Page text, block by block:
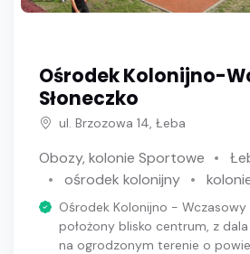
Ośrodek Kolonijno-
Słoneczko
ul. Brzozowa 14, Łeba
Obozy, kolonie Sportowe
ośrodek kolonijny
Ośrodek Kolonijno - Wczasowy
położony blisko centrum, z
na ogrodzonym terenie o